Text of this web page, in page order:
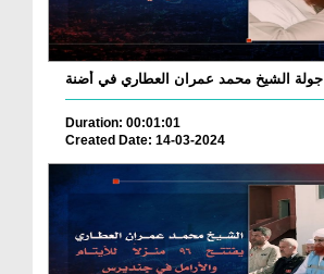
جولة الشيخ محمد عمران العطاري في أضنة
Duration: 00:01:01
Created Date: 14-03-2024